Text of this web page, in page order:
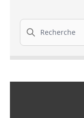
Recherche